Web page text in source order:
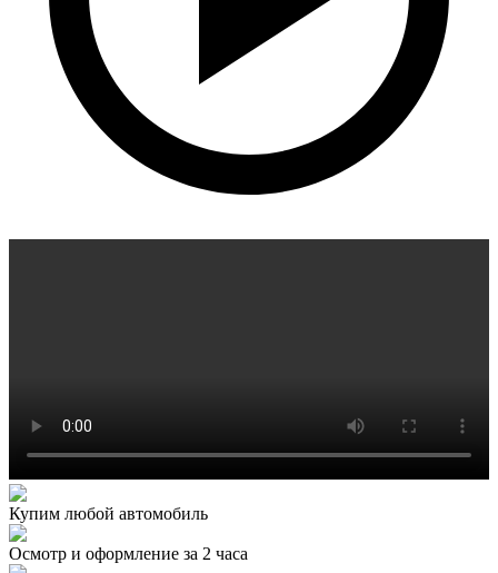
Купим любой автомобиль
Осмотр и оформление за 2 часа